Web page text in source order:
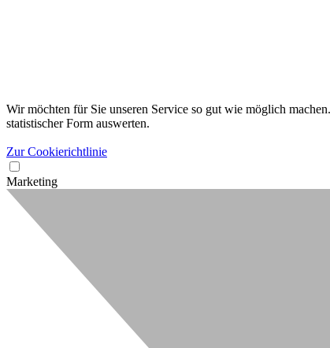
Wir möchten für Sie unseren Service so gut wie möglich
statistischer Form auswerten.
Zur Cookierichtlinie
Marketing